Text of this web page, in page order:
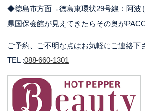
◆徳島市方面→徳島東環状29号線：阿波
県国保会館が見えてきたらその奥が
ご予約、ご不明な点はお気軽にご連絡下
TEL :088-660-1301